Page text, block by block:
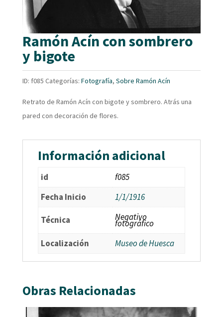
Ramón Acín con sombrero
y bigote
ID: f085 Categorías: Fotografía, Sobre Ramón Acín
Retrato de Ramón Acín con bigote y sombrero. Atrás una
pared con decoración de flores.
Información adicional
id
f085
Fecha Inicio
1/1/1916
Técnica Negativo
fotográfico
Localización
Museo de Huesca
Obras Relacionadas